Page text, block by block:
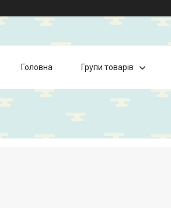
Головна Групи товарів